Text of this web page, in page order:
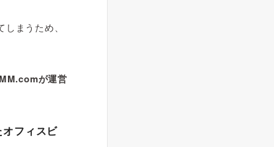
まうため、
が運営
フィスビ